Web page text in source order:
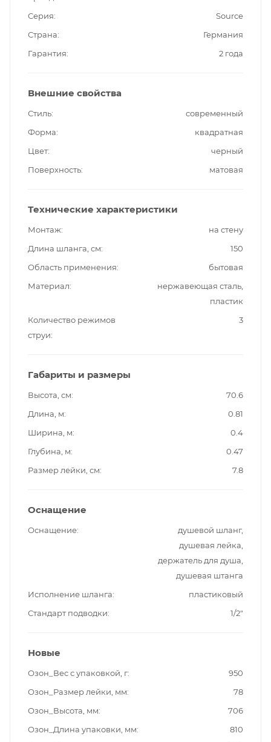
Серия
Source
Страна
Германия
Гарантия
2 года
Внешние свойства
Стиль
современный
Форма
квадратная
Цвет
черный
Поверхность
матовая
Технические характеристики
Монтаж
на стену
Длина шланга, см
150
Область применения
бытовая
Материал
нержавеющая сталь,
пластик
Количество режимов
струи
3
Габариты и размеры
Высота, см
70.6
Длина, м
0.81
Ширина, м
0.4
Глубина, м
0.47
Размер лейки, см
7.8
Оснащение
Оснащение
душевой шланг,
душевая лейка,
держатель для душа,
душевая штанга
Исполнение шланга
пластиковый
Стандарт подводки
1/2"
Новые
Озон_Вес с упаковкой, г
950
Озон_Размер лейки, мм
78
Озон_Высота, мм
706
Озон_Длина упаковки, мм
810